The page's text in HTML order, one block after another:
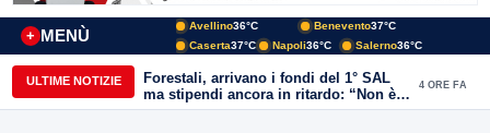
MENÙ
+
Avellino36°C Benevento37°C
Caserta37°C Napoli36°C Salerno36°C
ULTIME NOTIZIE
Forestali, arrivano i fondi del 1° SAL
ma stipendi ancora in ritardo: “Non è
più sostenibile”
4 ORE FA